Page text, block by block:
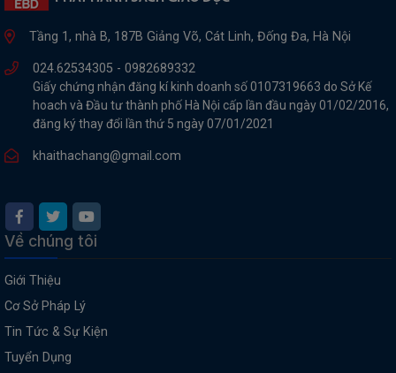
Tầng 1, nhà B, 187B Giảng Võ, Cát Linh, Đống Đa, Hà Nội
024.62534305 - 0982689332
Giấy chứng nhận đăng kí kinh doanh số 0107319663 do Sở Kế
hoach và Đầu tư thành phố Hà Nội cấp lần đầu ngày 01/02/2016,
đăng ký thay đổi lần thứ 5 ngày 07/01/2021
khaithachang@gmail.com
Về chúng tôi
Giới Thiệu
Cơ Sở Pháp Lý
Tin Tức & Sự Kiện
Tuyển Dụng